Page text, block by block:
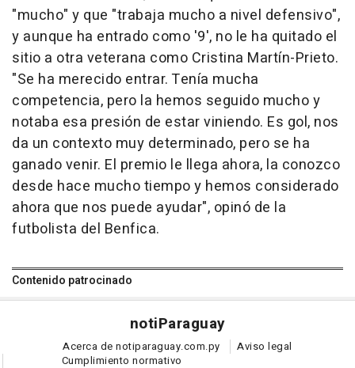
"mucho" y que "trabaja mucho a nivel defensivo",
y aunque ha entrado como '9', no le ha quitado el
sitio a otra veterana como Cristina Martín-Prieto.
"Se ha merecido entrar. Tenía mucha
competencia, pero la hemos seguido mucho y
notaba esa presión de estar viniendo. Es gol, nos
da un contexto muy determinado, pero se ha
ganado venir. El premio le llega ahora, la conozco
desde hace mucho tiempo y hemos considerado
ahora que nos puede ayudar", opinó de la
futbolista del Benfica.
Contenido patrocinado
notiParaguay
Acerca de notiparaguay.com.py
Aviso legal
Cumplimiento normativo